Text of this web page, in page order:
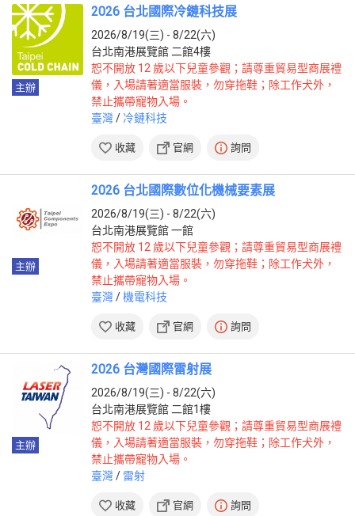
主辦
2026 台北國際冷鏈科技展
2026/8/19(三) - 8/22(六)
台北南港展覽館 二館4樓
恕不開放 12 歲以下兒童參觀；請尊重貿易型商展禮
儀，入場請著適當服裝，勿穿拖鞋；除工作犬外，
禁止攜帶寵物入場。
臺灣/ 冷鏈科技
收藏 官網 詢問
主辦
2026 台北國際數位化機械要素展
2026/8/19(三) - 8/22(六)
台北南港展覽館 一館
恕不開放 12 歲以下兒童參觀；請尊重貿易型商展禮
儀，入場請著適當服裝，勿穿拖鞋；除工作犬外，
禁止攜帶寵物入場。
臺灣/機電科技
收藏 官網 詢問
主辦
2026 台灣國際雷射展
2026/8/19(三) - 8/22(六)
台北南港展覽館 二館1樓
恕不開放 12 歲以下兒童參觀；請尊重貿易型商展禮
儀，入場請著適當服裝，勿穿拖鞋；除工作犬外，
禁止攜帶寵物入場。
臺灣/ 雷射
收藏 官網 詢問